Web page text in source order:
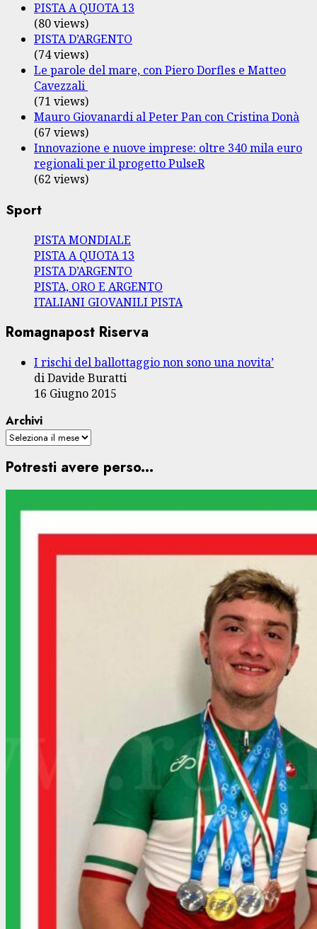
PISTA A QUOTA 13
(80 views)
PISTA D’ARGENTO
(74 views)
Le parole del mare, con Piero Dorfles e Matteo
Cavezzali
(71 views)
Mauro Giovanardi al Peter Pan con Cristina Donà
(67 views)
Innovazione e nuove imprese: oltre 340 mila euro
regionali per il progetto PulseR
(62 views)
Sport
PISTA MONDIALE
PISTA A QUOTA 13
PISTA D’ARGENTO
PISTA, ORO E ARGENTO
ITALIANI GIOVANILI PISTA
Romagnapost Riserva
I rischi del ballottaggio non sono una novita’
di Davide Buratti
16 Giugno 2015
Archivi
Potresti avere perso...